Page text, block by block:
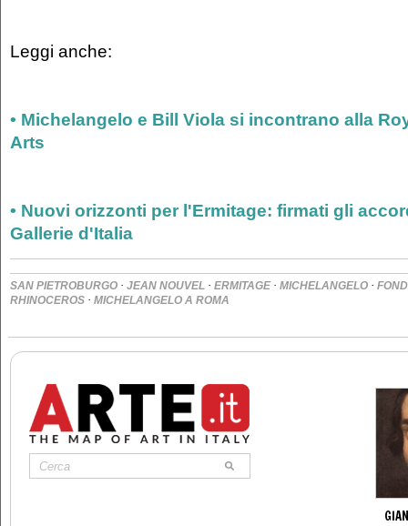
Leggi anche:
• Michelangelo e Bill Viola si incontrano alla
Arts
• Nuovi orizzonti per l'Ermitage: firmati gli
Gallerie d'Italia
SAN PIETROBURGO · JEAN NOUVEL · ERMITAGE · MICHELANGELO ·
RHINOCEROS · MICHELANGELO A ROMA